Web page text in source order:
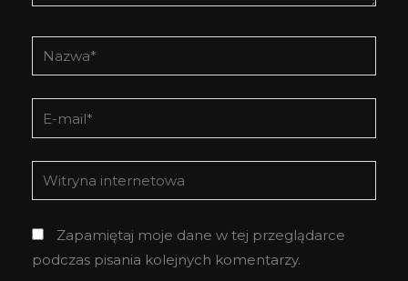
Nazwa*
E-
mail*
Witryna
internetowa
Zapamiętaj moje dane w tej przeglądarce
podczas pisania kolejnych komentarzy.